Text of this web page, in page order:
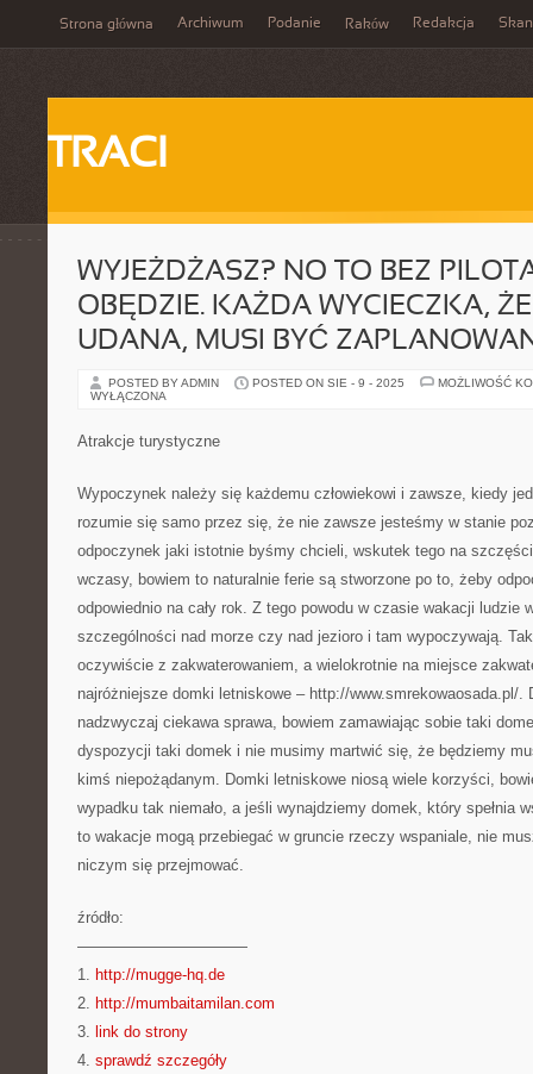
Strona główna Archiwum Podanie Raków Redakcja
TRACI
WYJEŻDŻASZ? NO TO BEZ
OBĘDZIE. KAŻDA WYCIECZKA,
UDANA, MUSI BYĆ
POSTED BY ADMIN POSTED ON SIE - 9 - 2025
MOŻLIWOŚĆ
WYŁĄCZONA
Atrakcje turystyczne
Wypoczynek należy się każdemu człowiekowi i zawsze, kiedy
rozumie się samo przez się, że nie zawsze jesteśmy w stanie
odpoczynek jaki istotnie byśmy chcieli, wskutek tego na
wczasy, bowiem to naturalnie ferie są stworzone po to, żeby
odpowiednio na cały rok. Z tego powodu w czasie wakacji ludzie
szczególności nad morze czy nad jezioro i tam wypoczywają.
oczywiście z zakwaterowaniem, a wielokrotnie na miejsce
najróżniejsze domki letniskowe – http://www.smrekowaosada.pl/.
nadzwyczaj ciekawa sprawa, bowiem zamawiając sobie taki
dyspozycji taki domek i nie musimy martwić się, że będziemy
kimś niepożądanym. Domki letniskowe niosą wiele korzyści,
wypadku tak niemało, a jeśli wynajdziemy domek, który spełnia
to wakacje mogą przebiegać w gruncie rzeczy wspaniale, nie
niczym się przejmować.
źródło:
———————————
1. http://mugge-hq.de
2. http://mumbaitamilan.com
3. link do strony
4. sprawdź szczegóły